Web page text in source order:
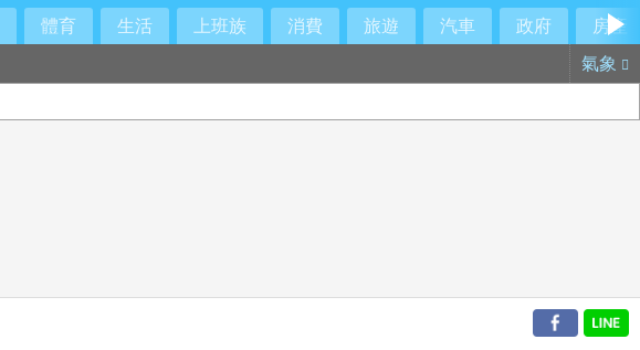
體育 生活 上班族 消費 旅遊 汽車 政府
房產
氣象